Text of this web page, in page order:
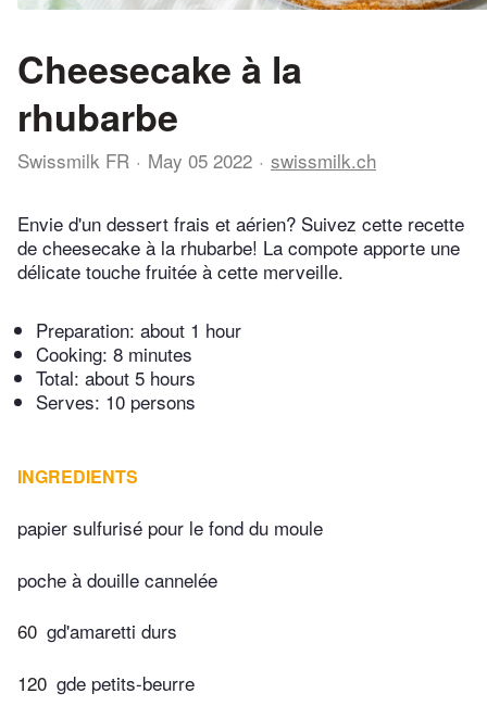
Cheesecake à la
rhubarbe
Swissmilk FR May 05 2022 swissmilk.ch
Envie d'un dessert frais et aérien? Suivez cette recette
de cheesecake à la rhubarbe! La compote apporte une
délicate touche fruitée à cette merveille.
Preparation: about 1 hour
Cooking: 8 minutes
Total: about 5 hours
Serves: 10 persons
INGREDIENTS
papier sulfurisé pour le fond du moule
poche à douille cannelée
60 gd'amaretti durs
120 gde petits-beurre